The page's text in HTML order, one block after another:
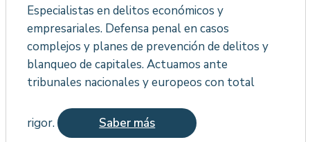
Especialistas en delitos económicos y
empresariales. Defensa penal en casos
complejos y planes de prevención de delitos y
blanqueo de capitales. Actuamos ante
tribunales nacionales y europeos con total
rigor. Saber más